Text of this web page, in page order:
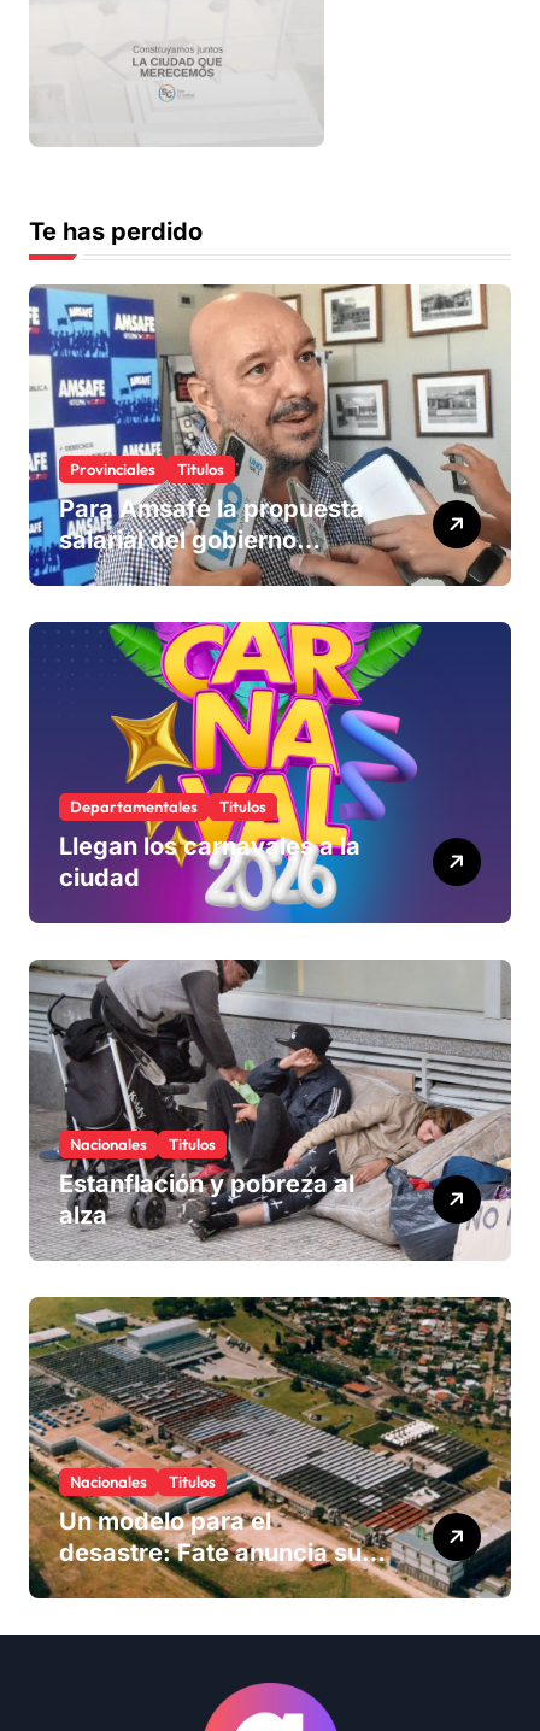
Te has perdido
Provinciales Titulos
Para Amsafé la propuesta
salarial del gobierno
«queda corta» y el viernes
rechaza
Departamentales Titulos
Llegan los carnavales a la
ciudad
Nacionales Titulos
Estanflación y pobreza al
alza
Nacionales Titulos
Un modelo para el
desastre: Fate anuncia su
cierre definitivo y despide a